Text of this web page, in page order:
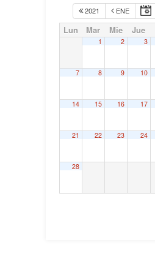
2021 ENE
Lun Mar Mie Jue
1 2 3
7 8 9 10
14 15 16 17
21 22 23 24
28